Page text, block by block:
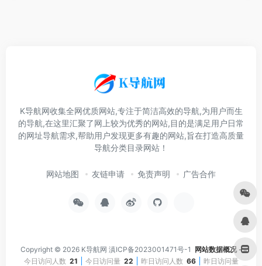
K导航网收集全网优质网站,专注于简洁高效的导航,为用户而生
的导航,在这里汇聚了网上较为优秀的网站,目的是满足用户日常
的网址导航需求,帮助用户发现更多有趣的网站,旨在打造高质量
导航分类目录网站！
网站地图 友链申请 免责声明 广告合作
Copyright © 2026 K导航网 滇ICP备2023001471号-1 网站数据概况 -
今日访问人数 21 今日访问量 22 昨日访问人数 66 昨日访问量